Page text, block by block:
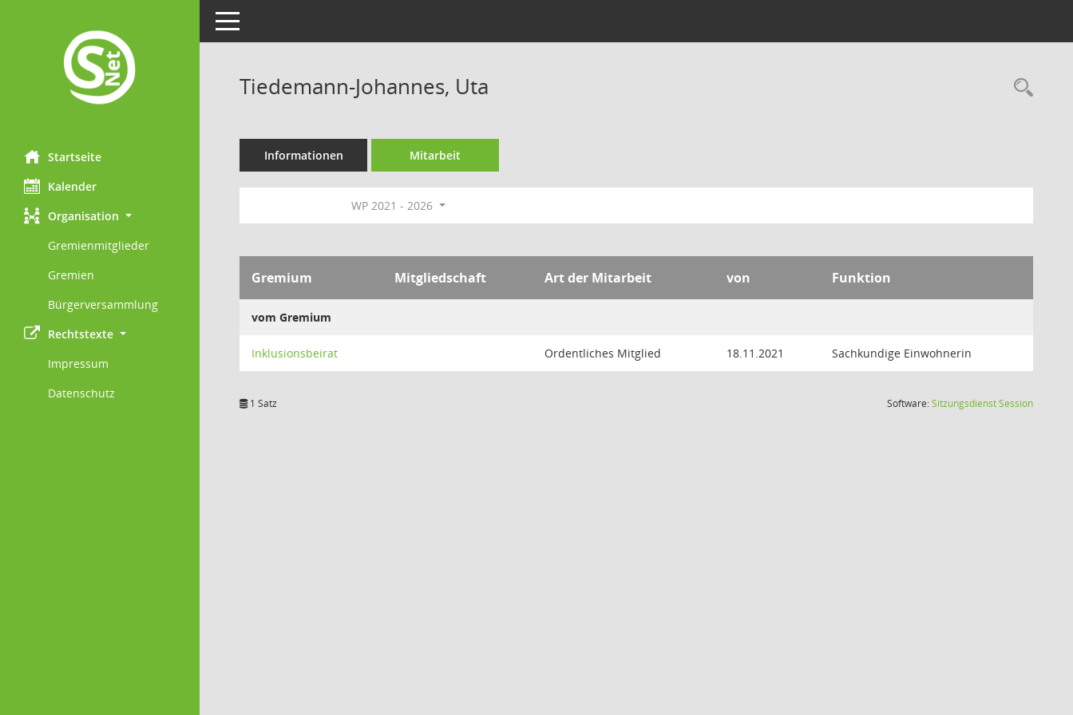
Startseite
Kalender
Organisation
Gremienmitglieder
Gremien
Bürgerversammlung
Rechtstexte
Impressum
Datenschutz
Toggle navigation
Tiedemann-Johannes, Uta
Informationen Mitarbeit
WP 2021 - 2026
Gremium Mitgliedschaft Art der Mitarbeit von Funktion
vom Gremium
Inklusionsbeirat Ordentliches Mitglied 18.11.2021 Sachkundige Einwohnerin
1 Satz Software:SitzungsdienstSession(Wird in